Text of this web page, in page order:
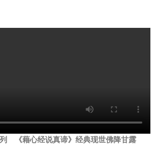
《藉心经说真谛》经典现世佛降甘露